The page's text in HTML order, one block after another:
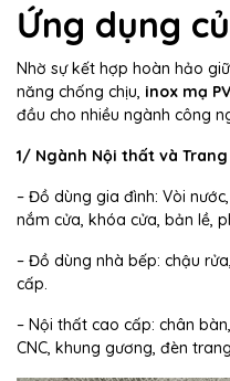
Ứng dụng
Nhờ sự kết hợp hoàn hảo
năng chống chịu, inox mạ
đầu cho nhiều ngành công
1/ Ngành Nội thất và
– Đồ dùng gia đình: Vòi
nắm cửa, khóa cửa, bản lề,
– Đồ dùng nhà bếp: chậu
cấp.
– Nội thất cao cấp: chân
CNC, khung gương, đèn